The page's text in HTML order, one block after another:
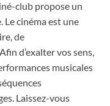
club propose un
cinéma est une
de
d’exalter vos sens,
musicales
Laissez-vous